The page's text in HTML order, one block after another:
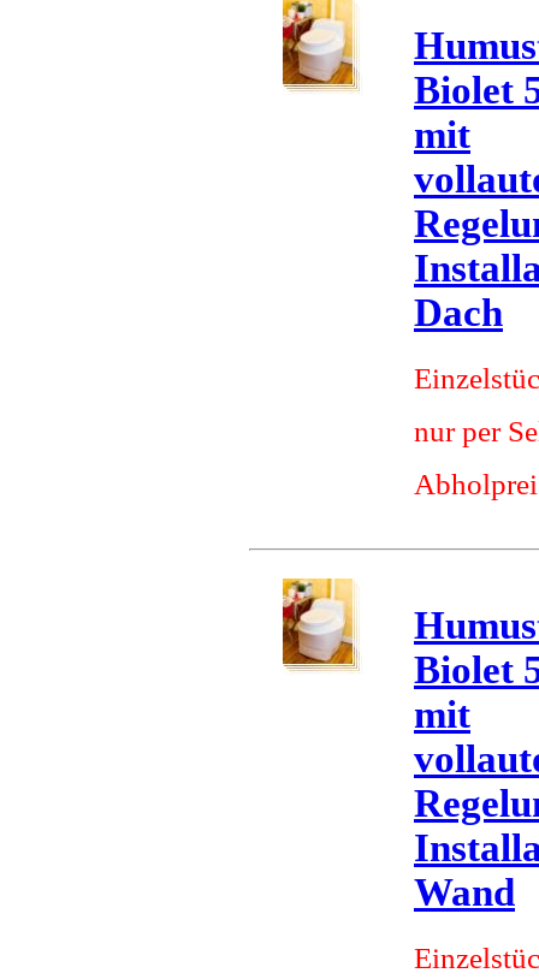
Biolet
mit
Dach
nur per
Biolet
mit
Wand